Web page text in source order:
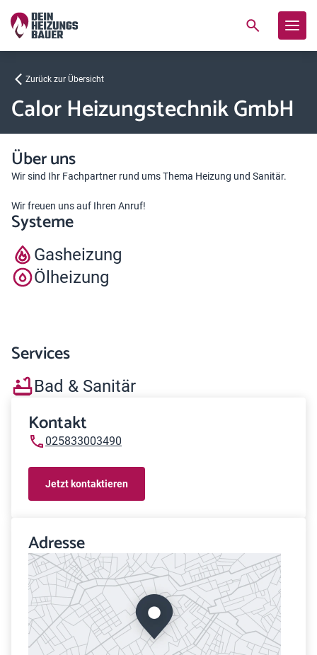
Zurück zur Übersicht
Calor Heizungstechnik GmbH
Über uns
Wir sind Ihr Fachpartner rund ums Thema Heizung und Sanitär.
Wir freuen uns auf Ihren Anruf!
Systeme
Gasheizung
Ölheizung
Services
Bad & Sanitär
Kontakt
025833003490
Jetzt kontaktieren
Adresse